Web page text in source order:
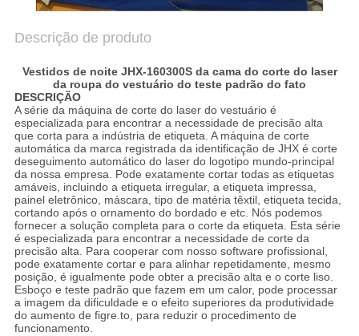
Descrição de produto
Vestidos de noite JHX-160300S da cama do corte do laser
da roupa do vestuário do teste padrão do fato
DESCRIÇÃO
A série da máquina de corte do laser dovestuário é
especializada para encontrar a necessidade de precisão alta
que corta para a indústria de etiqueta. A máquina de corte
automática da marca registrada da identificação de JHX é corte
deseguimento automático do laser do logotipo mundo-principal
da nossa empresa. Pode exatamente cortar todas as etiquetas
amáveis, incluindo a etiqueta irregular, a etiqueta impressa,
painel eletrônico, máscara, tipo de matéria têxtil, etiqueta tecida,
cortando após o ornamento do bordado e etc. Nós podemos
fornecer a solução completa para o corte da etiqueta. Esta série
é especializada para encontrar a necessidade de corte da
precisão alta. Para cooperar com nosso software profissional,
pode exatamente cortar e para alinhar repetidamente, mesmo
posição, é igualmente pode obter a precisão alta e o corte liso.
Esboço e teste padrão que fazem em um calor, pode processar
a imagem da dificuldade e o efeito superiores da produtividade
do aumento de figre.to, para reduzir o procedimento de
funcionamento.